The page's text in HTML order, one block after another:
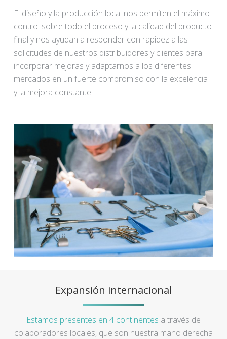
El diseño y la producción local nos permiten el máximo
control sobre todo el proceso y la calidad del producto
final y nos ayudan a responder con rapidez a las
solicitudes de nuestros distribuidores y clientes para
incorporar mejoras y adaptarnos a los diferentes
mercados en un fuerte compromiso con la excelencia
y la mejora constante.
Expansión internacional
Estamos presentes en 4 continentes a través de
colaboradores locales, que son nuestra mano derecha